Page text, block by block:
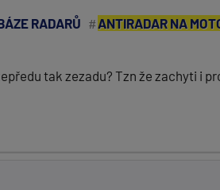
RADARŮ
ANTIRADAR NA
tak zezadu? Tzn že zachyti i